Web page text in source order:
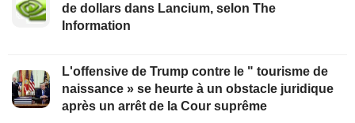
de dollars dans Lancium, selon The
Information
L'offensive de Trump contre le " tourisme de
naissance » se heurte à un obstacle juridique
après un arrêt de la Cour suprême